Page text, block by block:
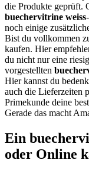
die Produkte geprüft.
buechervitrine weiss
noch einige
Bist du vollkommen
kaufen. Hier
du nicht nur eine
vorgestellten
Hier kannst du
auch die Lieferzeiten
Primekunde deine
Gerade das macht
Ein
oder Online